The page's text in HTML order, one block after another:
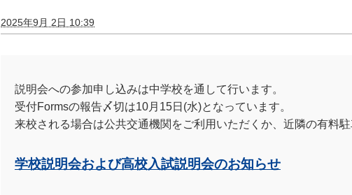
2025年9月 2日 10:39
説明会への参加申し込みは中学校を通して行います。
受付Formsの報告〆切は10月15日(水)となっています。
来校される場合は公共交通機関をご利用いただくか、近隣の有料
学校説明会および高校入試説明会のお知らせ